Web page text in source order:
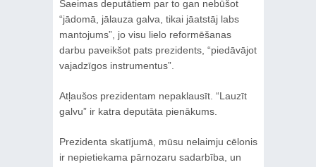
Saeimas deputātiem par to gan nebūšot
“jādomā, jālauza galva, tikai jāatstāj labs
mantojums”, jo visu lielo reformēšanas
darbu paveikšot pats prezidents, “piedāvājot
vajadzīgos instrumentus”.
Atļaušos prezidentam nepaklausīt. “Lauzīt
galvu” ir katra deputāta pienākums.
Prezidenta skatījumā, mūsu nelaimju cēlonis
ir nepietiekama pārnozaru sadarbība, un